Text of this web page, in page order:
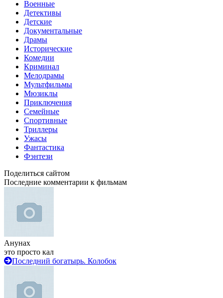
Военные
Детективы
Детские
Документальные
Драмы
Исторические
Комедии
Криминал
Мелодрамы
Мультфильмы
Мюзиклы
Приключения
Семейные
Спортивные
Триллеры
Ужасы
Фантастика
Фэнтези
Поделиться сайтом
Последние комментарии к фильмам
Анунах
это просто кал
Последний богатырь. Колобок